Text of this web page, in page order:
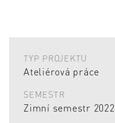
TYP PROJEKTU
Ateliérová práce
SEMESTR
Zimní semestr 2022